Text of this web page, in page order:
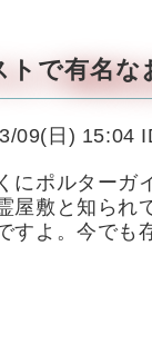
トで有名な
09(日) 15:04
にポルターガ
屋敷と知られ
すよ。今でも